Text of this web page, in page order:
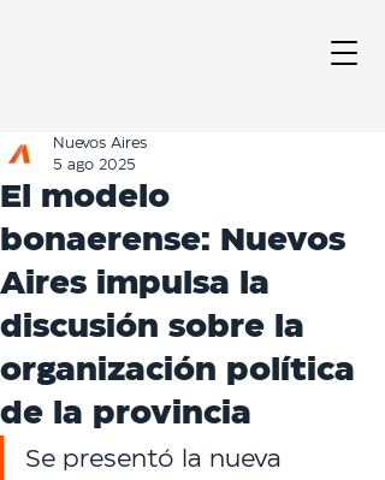
El modelo
bonaerense: Nuevos
Aires impulsa la
discusión sobre la
organización política
de la provincia
Nuevos Aires
5 ago 2025
Se presentó la nueva